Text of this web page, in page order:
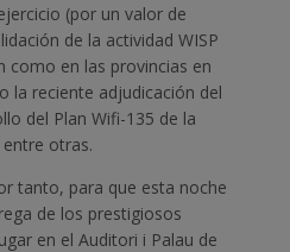
(por un valor de
de la actividad WISP
como en las provincias en
la reciente adjudicación del
del Plan Wifi-135 de la
otras.
tanto, para que esta noche
de los prestigiosos
en el Auditori i Palau de